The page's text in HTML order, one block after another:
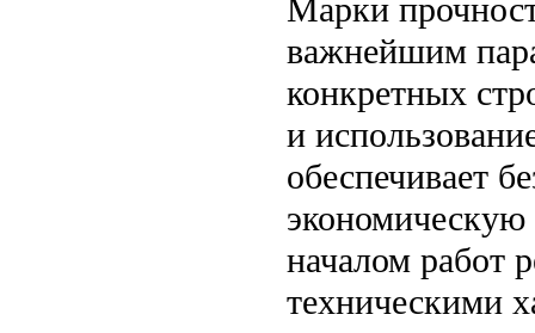
Марки
важнейшим
конкретных
и
обеспечивает
экономическую
началом работ
техническими